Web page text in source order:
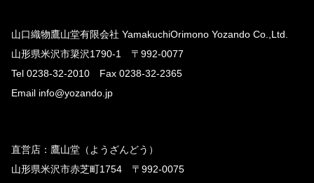
山口織物鷹山堂有限会社 YamakuchiOrimono Yozando Co.,Ltd.
山形県米沢市簗沢1790-1 〒992-0077
Tel 0238-32-2010 Fax 0238-32-2365
Email info@yozando.jp
直営店：鷹山堂（ようざんどう）
山形県米沢市赤芝町1754 〒992-0075